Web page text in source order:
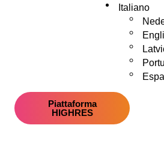
Italiano
Piattaforma
HIGHRES